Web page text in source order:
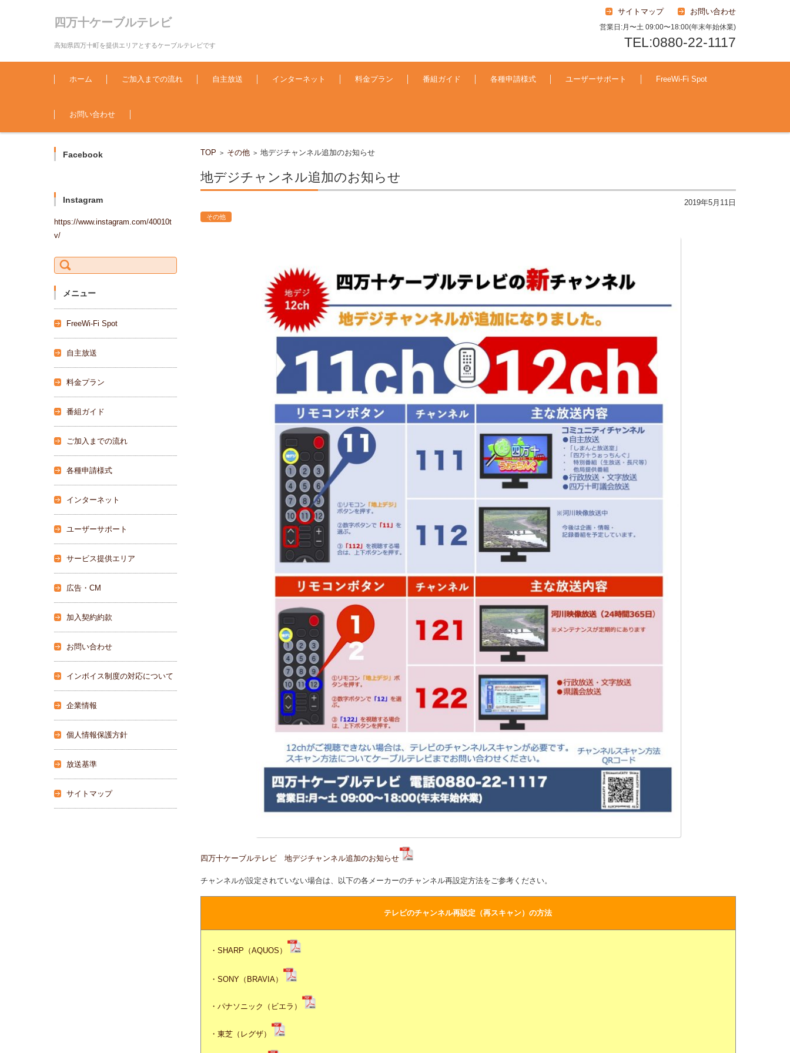
四万十ケーブルテレビ
高知県四万十町を提供エリアとするケーブルテレビです
サイトマップ お問い合わせ
営業日:月〜土 09:00〜18:00(年末年始休業)
TEL:0880-22-1117
コンテンツに移動
ホーム
ご加入までの流れ 自主放送 インターネット 料金プラン 番組ガイド 各種申請様式 ユーザーサポート FreeWi-Fi Spot
お問い合わせ
TOP > その他> 地デジチャンネル追加のお知らせ
地デジチャンネル追加のお知らせ
2019年5月11日
その他
四万十ケーブルテレビ 地デジチャンネル追加のお知らせ
チャンネルが設定されていない場合は、以下の各メーカーのチャンネル再設定方法をご参考ください。
テレビのチャンネル再設定（再スキャン）の方法
・SHARP（AQUOS）
・SONY（BRAVIA）
・パナソニック（ビエラ）
・東芝（レグザ）
Facebook
Instagram
https://www.instagram.com/40010t
v/
検
索:
メニュー
FreeWi-Fi Spot
自主放送
料金プラン
番組ガイド
ご加入までの流れ
各種申請様式
インターネット
ユーザーサポート
サービス提供エリア
広告・CM
加入契約約款
お問い合わせ
インボイス制度の対応について
企業情報
個人情報保護方針
放送基準
サイトマップ